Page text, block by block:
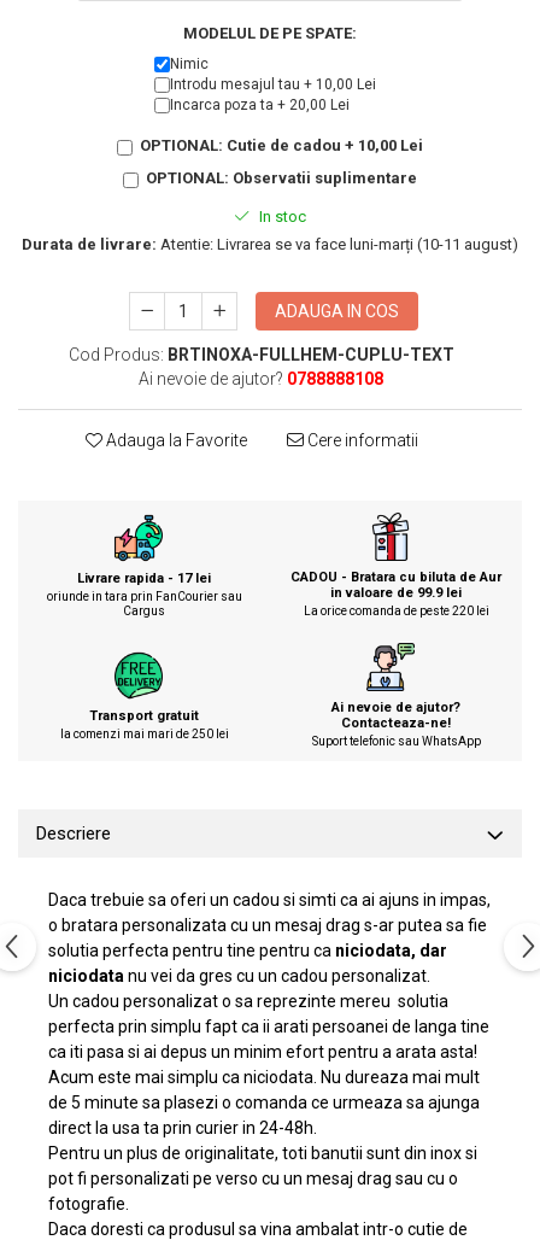
Pentru mama
Echipe de fotbal
Brelocuri cu mesaje amuzante
Cadouri pentru parinti de Craciun
MODELUL DE PE SPATE:
Nimic
Introdu mesajul tau + 10,00 Lei
Incarca poza ta + 20,00 Lei
OPTIONAL: Cutie de cadou + 10,00 Lei
OPTIONAL: Observatii suplimentare
In stoc
Durata de livrare: Atentie: Livrarea se va face luni-marți (10-11 august)
ADAUGA IN COS
Cod Produs: BRTINOXA-FULLHEM-CUPLU-TEXT
Ai nevoie de ajutor? 0788888108
Adauga la Favorite Cere informatii
Livrare rapida - 17 lei
oriunde in tara prin FanCourier sau
Cargus
CADOU - Bratara cu biluta de Aur
in valoare de 99.9 lei
La orice comanda de peste 220 lei
Transport gratuit
la comenzi mai mari de 250 lei
Ai nevoie de ajutor?
Contacteaza-ne!
Suport telefonic sau WhatsApp
Descriere
Daca trebuie sa oferi un cadou si simti ca ai ajuns in impas,
o bratara personalizata cu un mesaj drag s-ar putea sa fie
solutia perfecta pentru tine pentru ca niciodata, dar
niciodata nu vei da gres cu un cadou personalizat.
Un cadou personalizat o sa reprezinte mereu solutia
perfecta prin simplu fapt ca ii arati persoanei de langa tine
ca iti pasa si ai depus un minim efort pentru a arata asta!
Acum este mai simplu ca niciodata. Nu dureaza mai mult
de 5 minute sa plasezi o comanda ce urmeaza sa ajunga
direct la usa ta prin curier in 24-48h.
Pentru un plus de originalitate, toti banutii sunt din inox si
pot fi personalizati pe verso cu un mesaj drag sau cu o
fotografie.
Daca doresti ca produsul sa vina ambalat intr-o cutie de